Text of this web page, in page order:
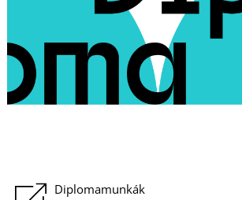
Diplomamunkák